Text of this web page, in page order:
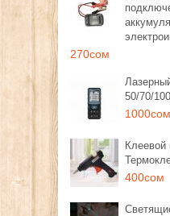
270сом
50/70/
1000сом
Клеевой
400сом